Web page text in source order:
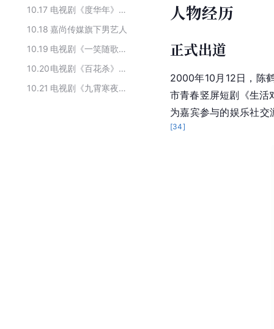
10.17
电视剧《度华年》的主要演员
10.18 嘉尚传媒旗下男艺人
10.19
电视剧《一笑随歌》的主要演职员
10.20
电视剧《百花杀》的演职人员
10.21
电视剧《九霄寒夜暖》全部演员
人物经历
正式出道
2000年10月12日，陈
市青春竖屏短剧《生活
为嘉宾参与的娱乐社
[34]